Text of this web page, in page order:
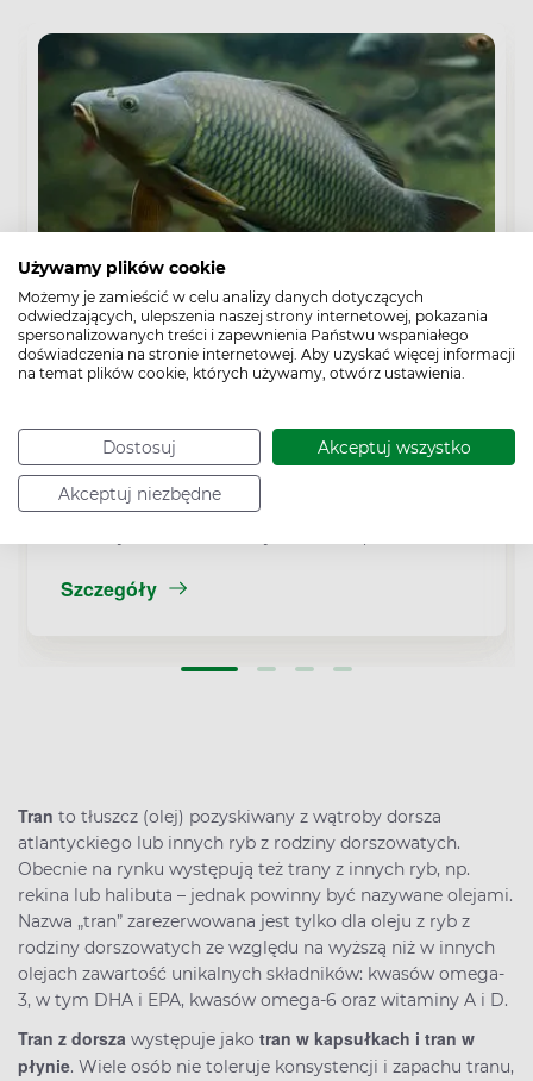
Używamy plików cookie
Możemy je zamieścić w celu analizy danych dotyczących
odwiedzających, ulepszenia naszej strony internetowej, pokazania
spersonalizowanych treści i zapewnienia Państwu wspaniałego
doświadczenia na stronie internetowej. Aby uzyskać więcej informacji
na temat plików cookie, których używamy, otwórz ustawienia.
Dostosuj Akceptuj wszystko
Akceptuj niezbędne
Odżywianie
Agnieszka Szuwała
wartości odżywcze ma karp?
Karp ma mniej cennych kwasów tłuszczowych omega 3
niż śledź. Zdrowszy jest w galarecie albo pieczony niż
Szczegóły
Tran to tłuszcz (olej) pozyskiwany z wątroby dorsza
atlantyckiego lub innych ryb z rodziny dorszowatych.
Obecnie na rynku występują też trany z innych ryb, np.
rekina lub halibuta – jednak powinny być nazywane olejami.
Nazwa „tran” zarezerwowana jest tylko dla oleju z ryb z
rodziny dorszowatych ze względu na wyższą niż w innych
olejach zawartość unikalnych składników: kwasów omega-
3, w tym DHA i EPA, kwasów omega-6 oraz witaminy A i D.
Tran z dorsza występuje jako tran w kapsułkach i tran w
płynie. Wiele osób nie toleruje konsystencji i zapachu tranu,